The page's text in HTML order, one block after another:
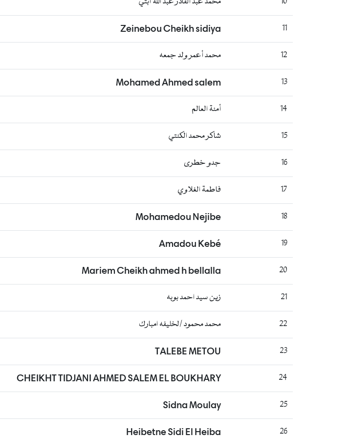
11
Zeinebou Cheikh sidiya
12 محمد أعمر ولد جمعه
13
Mohamed Ahmed salem
14 أمنة العالم
15 شاكر محمد الكنتي
16 جدو خطرى
17 فاطمة الغلاوي
18
Mohamedou Nejibe
19
Amadou Kebé
20
Mariem Cheikh ahmed h bellalla
21 زين سيد احمد بوبه
22 محمد محمود /لخليفه امبارك
23
TALEBE METOU
24
CHEIKHT TIDJANI AHMED SALEM EL BOUKHARY
25
Sidna Moulay
26
Heibetne Sidi El Heiba